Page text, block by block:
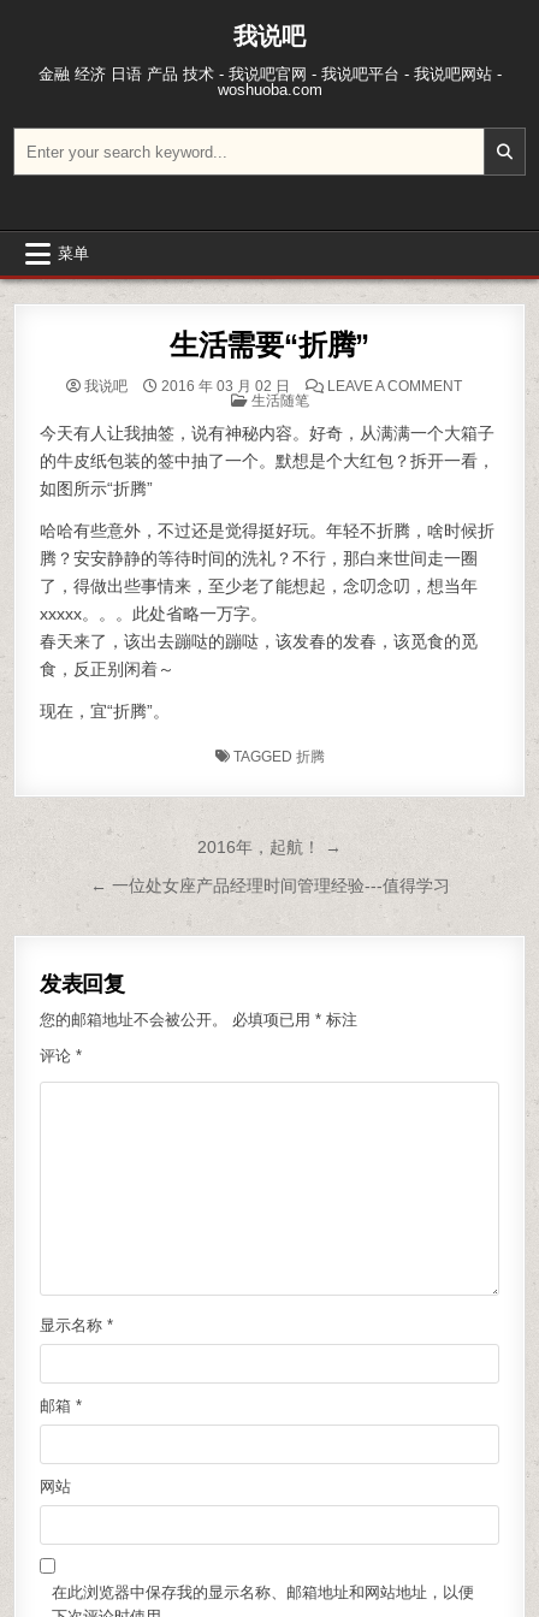
我说吧
金融 经济 日语 产品 技术 - 我说吧官网 - 我说吧平台 - 我说吧网站 -
woshuoba.com
菜单
生活需要“折腾”
我说吧 2016 年 03 月 02 日 LEAVE A COMMENTON 生活需
POSTED IN
生活随笔
今天有人让我抽签，说有神秘内容。好奇，从满满一个大箱子
的牛皮纸包装的签中抽了一个。默想是个大红包？拆开一看，
如图所示“折腾”
哈哈有些意外，不过还是觉得挺好玩。年轻不折腾，啥时候折
腾？安安静静的等待时间的洗礼？不行，那白来世间走一圈
了，得做出些事情来，至少老了能想起，念叨念叨，想当年
xxxxx。。。此处省略一万字。
春天来了，该出去蹦哒的蹦哒，该发春的发春，该觅食的觅
食，反正别闲着～
现在，宜“折腾”。
TAGGED 折腾
文章导航
2016年，起航！ →
← 一位处女座产品经理时间管理经验---值得学习
发表回复
您的邮箱地址不会被公开。 必填项已用* 标注
评论*
显示名称*
邮箱*
网站
在此浏览器中保存我的显示名称、邮箱地址和网站地址，以便